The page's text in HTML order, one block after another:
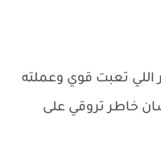
تعبت قوي وعملته
خاطر تروقي على